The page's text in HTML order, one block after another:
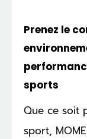
Prenez le
sports
Que ce soit
sport,